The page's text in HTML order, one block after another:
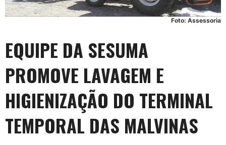
Foto: Assessoria
EQUIPE DA SESUMA
PROMOVE LAVAGEM E
HIGIENIZAÇÃO DO TERMINAL
TEMPORAL DAS MALVINAS